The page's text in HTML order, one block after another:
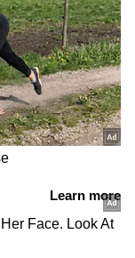
ഗണ്‍ കൂടി
തുടങ്ങി,
വാഹനത്തിന്